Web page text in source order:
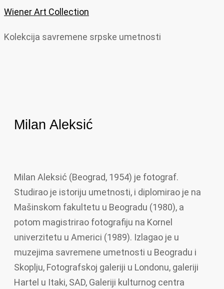
Wiener Art Collection
Kolekcija savremene srpske umetnosti
Milan Aleksić
Milan Aleksić (Beograd, 1954) je fotograf.
Studirao je istoriju umetnosti, i diplomirao je na
Mašinskom fakultetu u Beogradu (1980), a
potom magistrirao fotografiju na Kornel
univerzitetu u Americi (1989). Izlagao je u
muzejima savremene umetnosti u Beogradu i
Skoplju, Fotografskoj galeriji u Londonu, galeriji
Hartel u Itaki, SAD, Galeriji kulturnog centra